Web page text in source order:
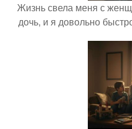
Жизнь свела меня с
дочь, и я довольно